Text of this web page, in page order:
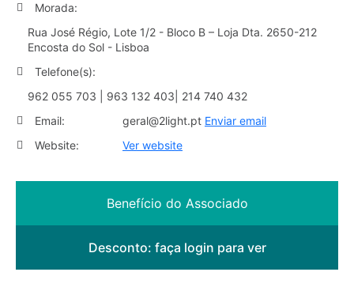
Morada:
Rua José Régio, Lote 1/2 - Bloco B – Loja Dta. 2650-212
Encosta do Sol - Lisboa
Telefone(s):
962 055 703 | 963 132 403| 214 740 432
Email:
geral@2light.pt Enviar email
Website:
Ver website
Benefício do Associado
Desconto: faça login para ver